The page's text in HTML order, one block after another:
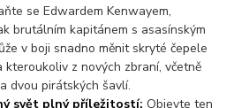
se Edwardem Kenwayem,
brutálním kapitánem s asasínským
v boji snadno měnit skryté čepele
kteroukoliv z nových zbraní, včetně
dvou pirátských šavlí.
svět plný příležitostí: Objevte ten